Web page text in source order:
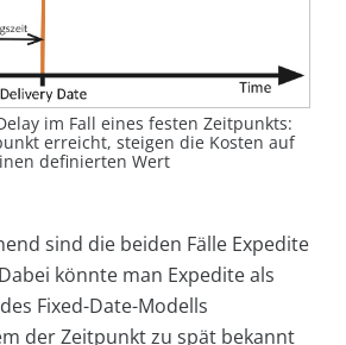
im Fall eines festen Zeitpunkts:
erreicht, steigen die Kosten auf
definierten Wert
sind die beiden Fälle Expedite
könnte man Expedite als
Fixed-Date-Modells
der Zeitpunkt zu spät bekannt